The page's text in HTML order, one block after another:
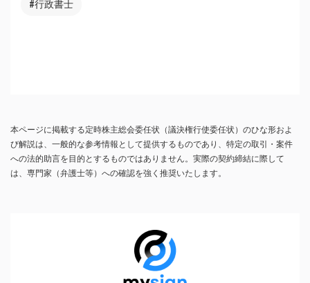
#行政書士
本ページに掲載する定時株主総会委任状（議決権行使委任状）のひな形およ
び解説は、一般的な参考情報として提供するものであり、特定の取引・案件
への法的助言を目的とするものではありません。実際の契約締結に際して
は、専門家（弁護士等）への確認を強く推奨いたします。